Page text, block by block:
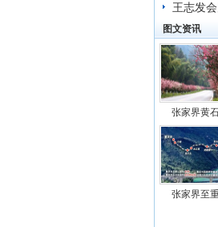
险酿祸
王志发
纳郎
图文资讯
张家界黄
张家界至